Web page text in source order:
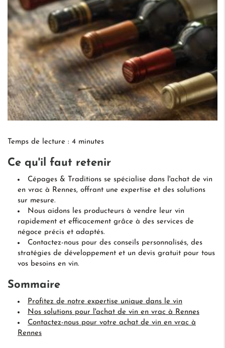
Temps de lecture : 4 minutes
Ce qu'il faut retenir
Cépages & Traditions se spécialise dans l'achat de vin
en vrac à Rennes, offrant une expertise et des solutions
sur mesure.
Nous aidons les producteurs à vendre leur vin
rapidement et efficacement grâce à des services de
négoce précis et adaptés.
Contactez-nous pour des conseils personnalisés, des
stratégies de développement et un devis gratuit pour tous
vos besoins en vin.
Sommaire
Profitez de notre expertise unique dans le vin
Nos solutions pour l'achat de vin en vrac à Rennes
Contactez-nous pour votre achat de vin en vrac à
Rennes